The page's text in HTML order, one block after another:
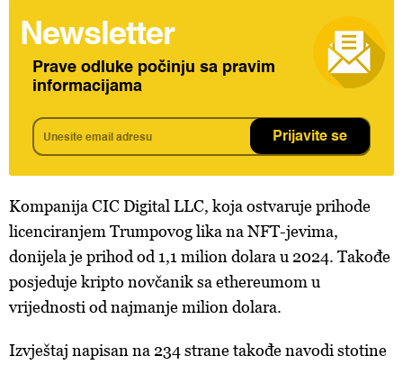
Newsletter
Prave odluke počinju sa pravim
informacijama
Prijavite se
Kompanija CIC Digital LLC, koja ostvaruje prihode
licenciranjem Trumpovog lika na NFT-jevima,
donijela je prihod od 1,1 milion dolara u 2024. Takođe
posjeduje kripto novčanik sa ethereumom u
vrijednosti od najmanje milion dolara.
Izvještaj napisan na 234 strane takođe navodi stotine